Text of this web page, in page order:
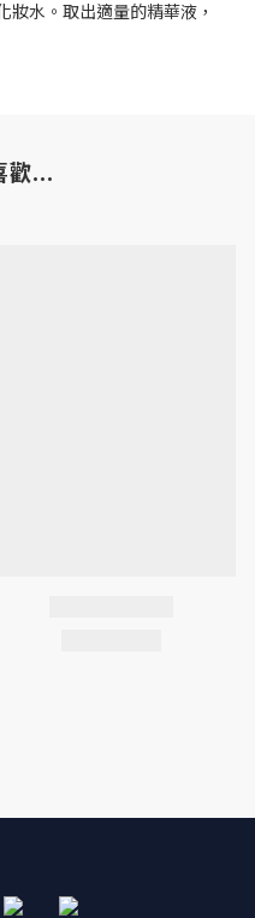
水。取出適量的精華液，
歡...